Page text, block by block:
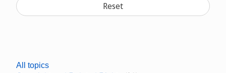
Reset
All topics